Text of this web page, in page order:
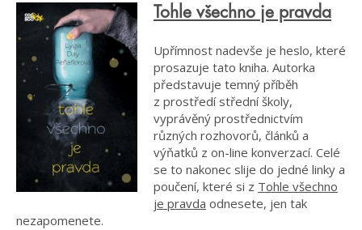
Tohle všechno je pravda
Upřímnost nadevše je heslo, které
prosazuje tato kniha. Autorka
představuje temný příběh
z prostředí střední školy,
vyprávěný prostřednictvím
různých rozhovorů, článků a
výňatků z on-line konverzací. Celé
se to nakonec slije do jedné linky a
poučení, které si z Tohle všechno
je pravda odnesete, jen tak
nezapomenete.